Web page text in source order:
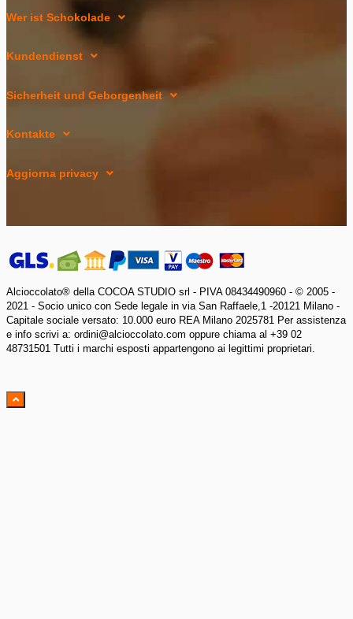
Wer ist Schokolade
Kundendienst
Sicherheit und Geborgenheit
Kontakte
Aggiorna privacy
Alcioccolato® della COCOA STUDIO srl - PIVA 08434490960 - © 2005 -
2021 - Socio unico con Sede legale in via San Raffaele,1 -20121 Milano -
Capitale sociale versato: 10.000 euro REA Milano 2025781 Per assistenza
e info scrivi a: ordini@alcioccolato.com oppure chiama al +39 02
48731501 Tutti i marchi esposti appartengono ai legittimi proprietari.